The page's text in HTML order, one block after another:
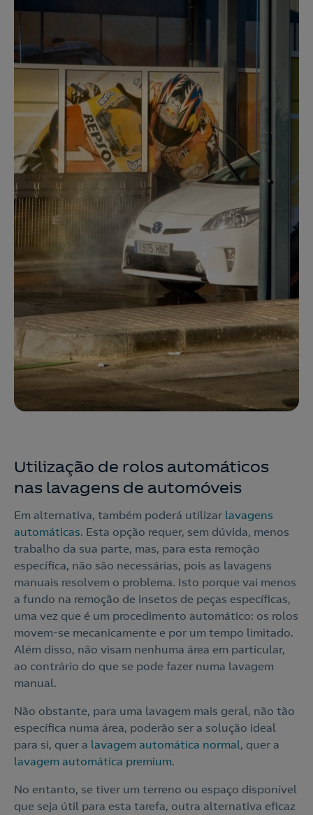
Utilização de rolos automáticos
nas lavagens de automóveis
Em alternativa, também poderá utilizar lavagens
automáticas. Esta opção requer, sem dúvida, menos
trabalho da sua parte, mas, para esta remoção
específica, não são necessárias, pois as lavagens
manuais resolvem o problema. Isto porque vai menos
a fundo na remoção de insetos de peças específicas,
uma vez que é um procedimento automático: os rolos
movem-se mecanicamente e por um tempo limitado.
Além disso, não visam nenhuma área em particular,
ao contrário do que se pode fazer numa lavagem
manual.
Não obstante, para uma lavagem mais geral, não tão
específica numa área, poderão ser a solução ideal
para si, quer a lavagem automática normal, quer a
lavagem automática premium.
No entanto, se tiver um terreno ou espaço disponível
que seja útil para esta tarefa, outra alternativa eficaz